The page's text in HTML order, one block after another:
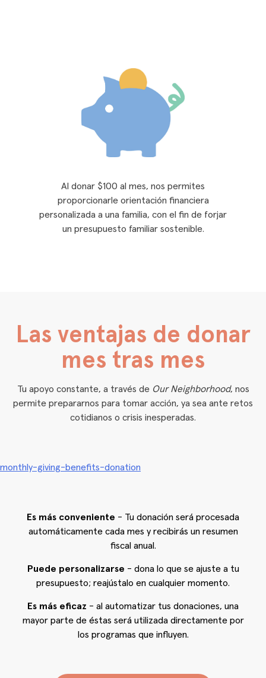
Al donar $100 al mes, nos permites
proporcionarle orientación financiera
personalizada a una familia, con el fin de forjar
un presupuesto familiar sostenible.
Las ventajas de donar
mes tras mes
Tu apoyo constante, a través de Our Neighborhood, nos
permite prepararnos para tomar acción, ya sea ante retos
cotidianos o crisis inesperadas.
Es más conveniente - Tu donación será procesada
automáticamente cada mes y recibirás un resumen
fiscal anual.
Puede personalizarse - dona lo que se ajuste a tu
presupuesto; reajústalo en cualquier momento.
Es más eficaz - al automatizar tus donaciones, una
mayor parte de éstas será utilizada directamente por
los programas que influyen.